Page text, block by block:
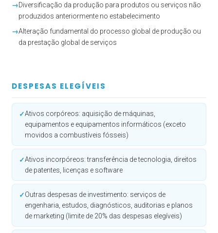
→Diversificação da produção para produtos ou serviços não
produzidos anteriormente no estabelecimento
→Alteração fundamental do processo global de produção ou
da prestação global de serviços
DESPESAS ELEGÍVEIS
✓Ativos corpóreos: aquisição de máquinas,
equipamentos e equipamentos informáticos (exceto
movidos a combustíveis fósseis)
✓Ativos incorpóreos: transferência de tecnologia, direitos
de patentes, licenças e software
✓Outras despesas de investimento: serviços de
engenharia, estudos, diagnósticos, auditorias e planos
de marketing (limite de 20% das despesas elegíveis)